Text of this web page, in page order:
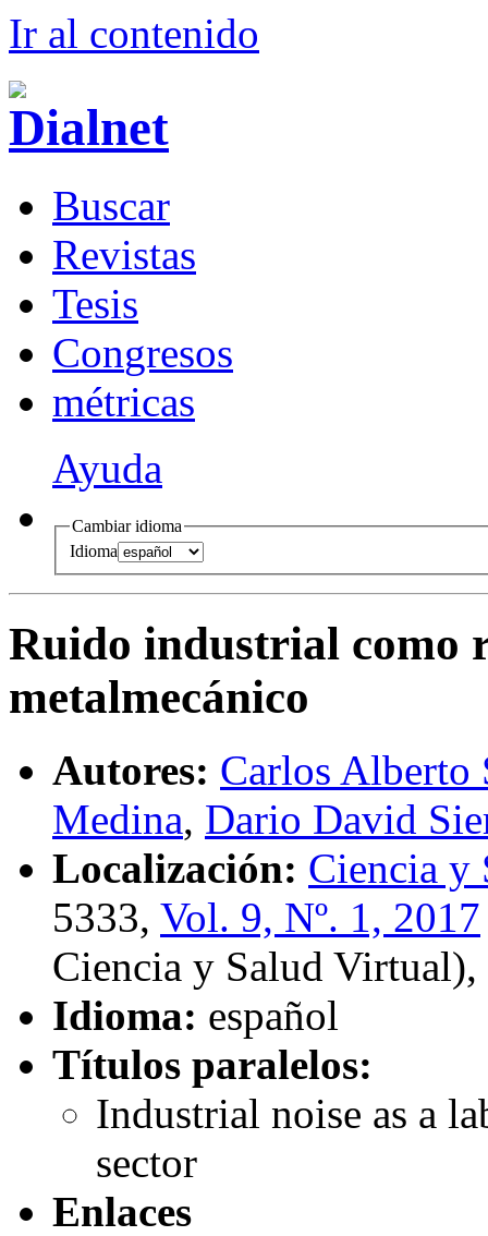
Ir al contenido
Buscar
Revistas
Tesis
Congresos
métricas
Ayuda
Cambiar idioma
Idioma
Ruido industrial como
metalmecánico
Autores: Carlos Alberto
Medina, Dario David
Localización: Ciencia y
5333, Vol. 9, Nº. 1, 2017
Ciencia y Salud Virtual),
Idioma: español
Títulos paralelos:
Industrial noise as a
sector
Enlaces